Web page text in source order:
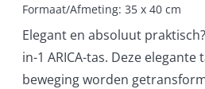
Formaat/Afmeting: 35 x 40 cm
Elegant en absoluut
in-1 ARICA-tas. Deze elegante
beweging worden